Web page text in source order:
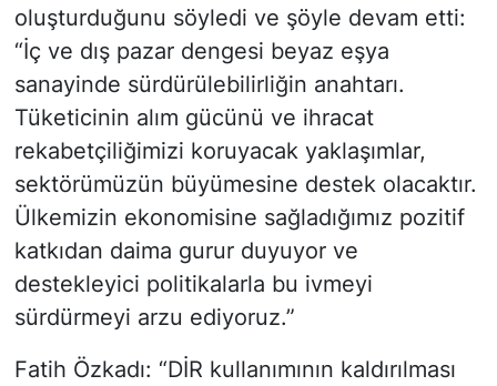
oluşturduğunu söyledi ve şöyle devam etti:
“İç ve dış pazar dengesi beyaz eşya
sanayinde sürdürülebilirliğin anahtarı.
Tüketicinin alım gücünü ve ihracat
rekabetçiliğimizi koruyacak yaklaşımlar,
sektörümüzün büyümesine destek olacaktır.
Ülkemizin ekonomisine sağladığımız pozitif
katkıdan daima gurur duyuyor ve
destekleyici politikalarla bu ivmeyi
sürdürmeyi arzu ediyoruz.”
Fatih Özkadı: “DİR kullanımının kaldırılması